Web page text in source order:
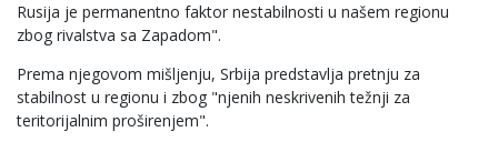
Rusija je permanentno faktor nestabilnosti u našem regionu
zbog rivalstva sa Zapadom".
Prema njegovom mišljenju, Srbija predstavlja pretnju za
stabilnost u regionu i zbog "njenih neskrivenih težnji za
teritorijalnim proširenjem".